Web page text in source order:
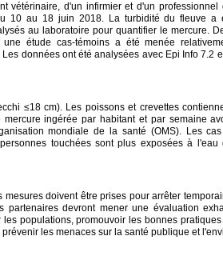
vétérinaire, d'un infirmier et d'un professionnel
10 au 18 juin 2018. La turbidité du fleuve a
au laboratoire pour quantifier le mercure.
étude cas-témoins a été menée
données ont été analysées avec Epi Info 7.2
≤18 cm). Les poissons et crevettes
ingérée par habitant et par semaine
mondiale de la santé (OMS). Les
touchées sont plus exposées à l'eau
doivent être prises pour arrêter
partenaires devront mener une évaluation
populations, promouvoir les bonnes
les menaces sur la santé publique et